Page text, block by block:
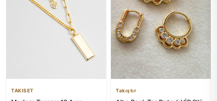
TAKISET Takıştır